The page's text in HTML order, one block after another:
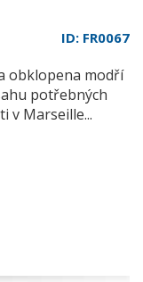
ID: FR0067
obklopena modří
potřebných
v Marseille...